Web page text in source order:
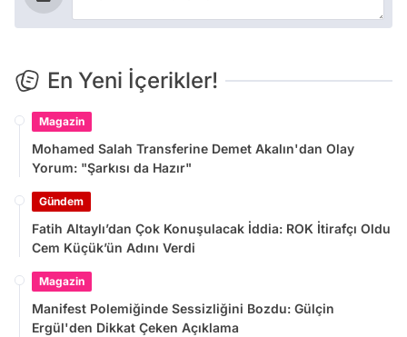
En Yeni İçerikler!
Magazin
Mohamed Salah Transferine Demet Akalın'dan Olay
Yorum: "Şarkısı da Hazır"
Gündem
Fatih Altaylı’dan Çok Konuşulacak İddia: ROK İtirafçı Oldu
Cem Küçük’ün Adını Verdi
Magazin
Manifest Polemiğinde Sessizliğini Bozdu: Gülçin
Ergül'den Dikkat Çeken Açıklama